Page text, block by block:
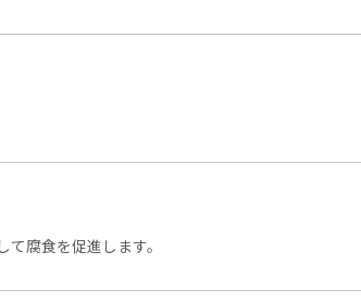
腐食を促進します。